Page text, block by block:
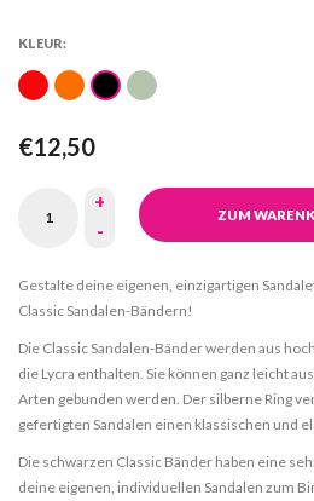
KLEUR:
€12,50
+
-
ZUM
Gestalte deine eigenen, einzigartigen
Classic Sandalen-Bändern!
Die Classic Sandalen-Bänder werden aus
die Lycra enthalten. Sie können ganz leicht
Arten gebunden werden. Der silberne Ring
gefertigten Sandalen einen klassischen und
Die schwarzen Classic Bänder haben eine
deine eigenen, individuellen Sandalen zum